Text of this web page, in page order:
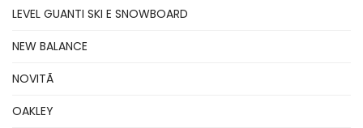
LEVEL GUANTI SKI E SNOWBOARD
NEW BALANCE
NOVITÃ
OAKLEY